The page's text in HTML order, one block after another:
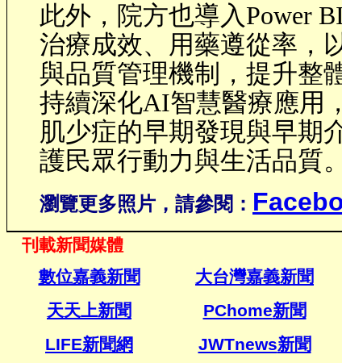
此外，院方也導入Power
治療成效、用藥遵從率，
與品質管理機制，提升整
持續深化AI智慧醫療應用
肌少症的早期發現與早期
護民眾行動力與生活品質。
瀏覽更多照片，請參閱：
刊載新聞媒體
數位嘉義新聞
大台灣嘉義新聞
天天上新聞
PChome新聞
LIFE新聞網
JWTnews新聞